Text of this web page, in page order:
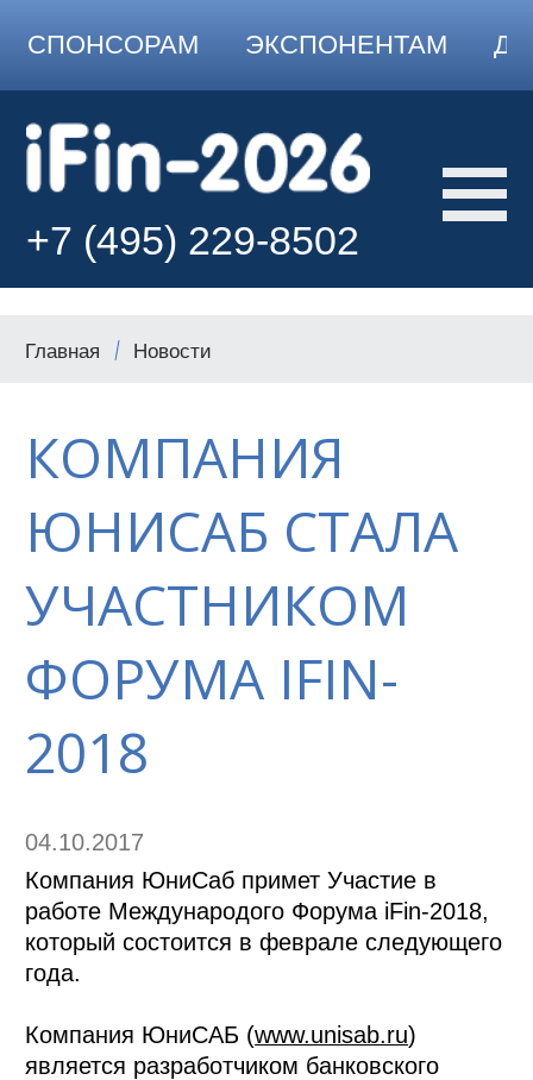
СПОНСОРАМ ЭКСПОНЕНТАМ
+7 (495) 229-8502
Главная Новости
КОМПАНИЯ
ЮНИСАБ СТАЛА
УЧАСТНИКОМ
ФОРУМА IFIN-
2018
04.10.2017
Компания ЮниСаб примет Участие в
работе Международого Форума iFin-2018,
который состоится в феврале следующего
года.
Компания ЮниСАБ (www.unisab.ru)
является разработчиком банковского